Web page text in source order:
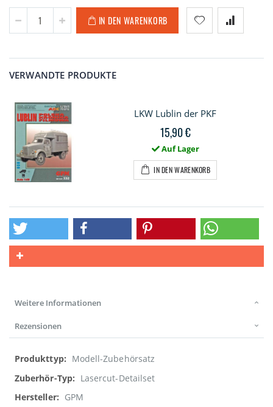
IN DEN WARENKORB
VERWANDTE PRODUKTE
LKW Lublin der PKF
15,90 €
Auf Lager
IN DEN WARENKORB
Weitere Informationen
Rezensionen
Weitere
Informationen
Modell-Zubehörsatz
Lasercut-Detailset
GPM